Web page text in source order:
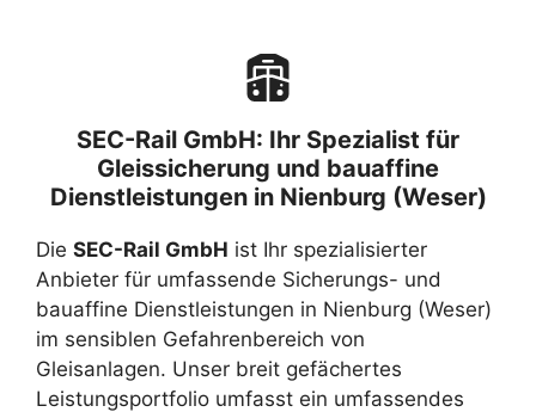
SEC-Rail GmbH: Ihr Spezialist für
Gleissicherung und bauaffine
Dienstleistungen in Nienburg (Weser)
Die SEC-Rail GmbH ist Ihr spezialisierter
Anbieter für umfassende Sicherungs- und
bauaffine Dienstleistungen in Nienburg (Weser)
im sensiblen Gefahrenbereich von
Gleisanlagen. Unser breit gefächertes
Leistungsportfolio umfasst ein umfassendes